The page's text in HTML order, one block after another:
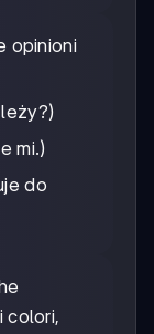
opinioni
mi.)
do
colori,